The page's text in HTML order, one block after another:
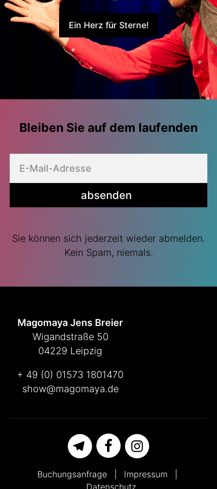
Ein Herz für Sterne!
Bleiben Sie auf dem laufenden
absenden
Sie können sich jederzeit wieder abmelden.
Kein Spam, niemals.
Magomaya Jens Breier
Wigandstraße 50
04229 Leipzig
+ 49 (0) 01573 1801470
show@magomaya.de
Buchungsanfrage
Impressum
Datenschutz